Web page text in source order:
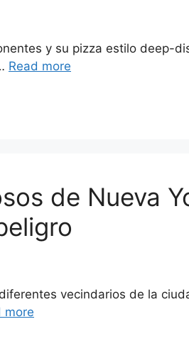
y su pizza estilo deep-
Read more
de Nueva
vecindarios de la
more